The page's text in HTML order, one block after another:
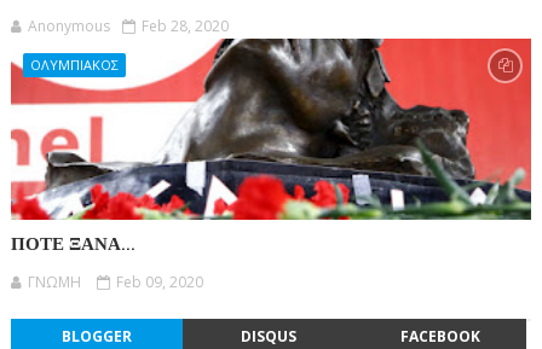
Anonymous Feb 28, 2020
ΟΛΥΜΠΙΑΚΟΣ
ΠΟΤΕ ΞΑΝΑ...
ΓΝΩΜΗ Feb 09, 2020
BLOGGER DISQUS FACEBOOK